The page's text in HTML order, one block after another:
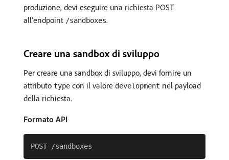
produzione, devi eseguire una richiesta POST
all’endpoint /sandboxes.
Creare una sandbox di sviluppo
Per creare una sandbox di sviluppo, devi fornire un
attributo type con il valore development nel payload
della richiesta.
Formato API